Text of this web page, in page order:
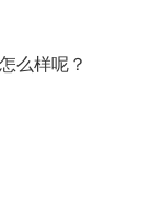
么样呢？